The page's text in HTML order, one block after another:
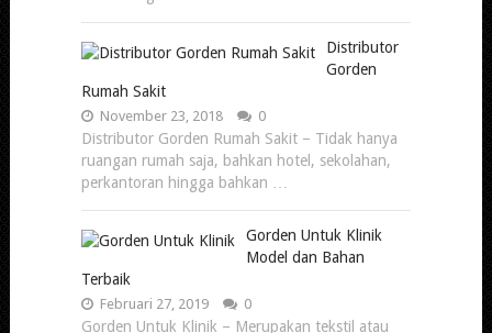
Distributor
Gorden
Rumah Sakit
November 23, 2018 0
Distributor Gorden Rumah Sakit – Tidak hanya
ruangan rumah saja, bahkan hotel, sekolahan,
perkantoran hingga bahkan …
Gorden Untuk Klinik
Model dan Bahan
Terbaik
Februari 27, 2019 0
Gorden Untuk Klinik – Merupakan tekstil atau